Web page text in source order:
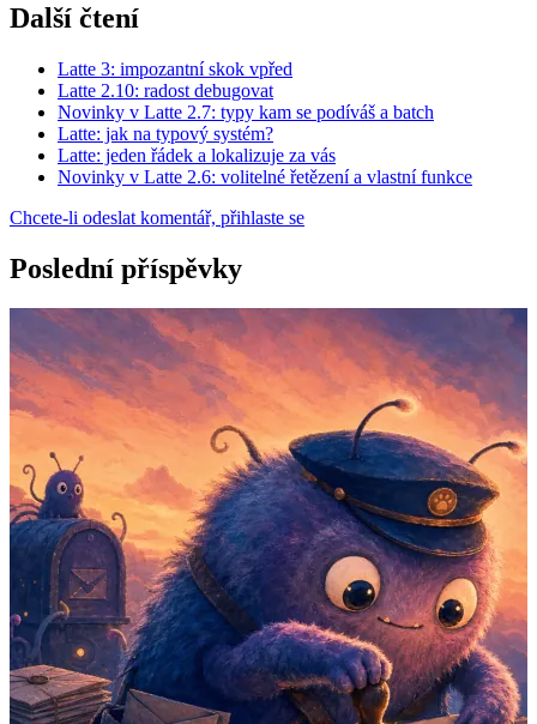
Další čtení
Latte 3: impozantní skok vpřed
Latte 2.10: radost debugovat
Novinky v Latte 2.7: typy kam se podíváš a batch
Latte: jak na typový systém?
Latte: jeden řádek a lokalizuje za vás
Novinky v Latte 2.6: volitelné řetězení a vlastní funkce
Chcete-li odeslat komentář, přihlaste se
Poslední příspěvky